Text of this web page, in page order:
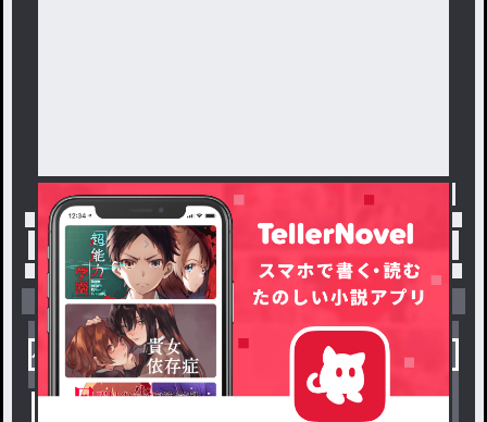
トップ 「#魑魅魍魎」の人気小説・夢小説一覧
小説を探す ジャンルから探す
恋愛・ロマンス